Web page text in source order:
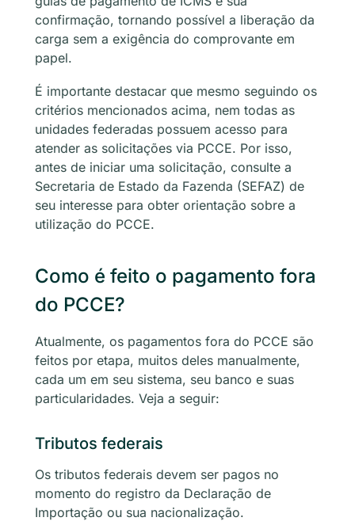
confirmação, tornando possível a liberação da
carga sem a exigência do comprovante em
papel.
É importante destacar que mesmo seguindo os
critérios mencionados acima, nem todas as
unidades federadas possuem acesso para
atender as solicitações via PCCE. Por isso,
antes de iniciar uma solicitação, consulte a
Secretaria de Estado da Fazenda (SEFAZ) de
seu interesse para obter orientação sobre a
utilização do PCCE.
Como é feito o pagamento fora
do PCCE?
Atualmente, os pagamentos fora do PCCE são
feitos por etapa, muitos deles manualmente,
cada um em seu sistema, seu banco e suas
particularidades. Veja a seguir:
Tributos federais
Os tributos federais devem ser pagos no
momento do registro da Declaração de
Importação ou sua nacionalização.